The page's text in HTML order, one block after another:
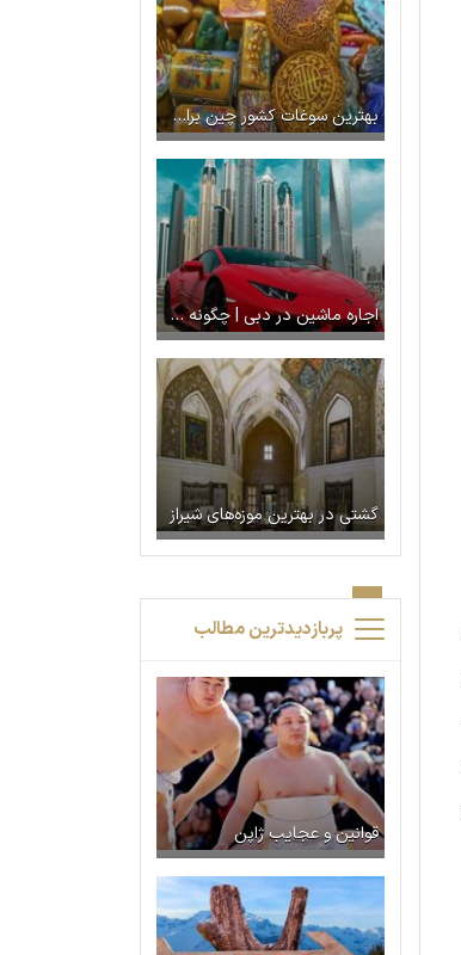
بهترین سوغات کشور چین برای همراه بردن از سفر
اجاره ماشین در دبی | چگونه در دبی ماشین اجاره کنیم؟
گشتی در بهترین موزه‌های شیراز
پربازدیدترین مطالب
قوانین و عجایب ژاپن